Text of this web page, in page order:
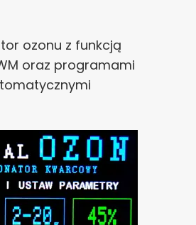
ozonu z funkcją
oraz programami